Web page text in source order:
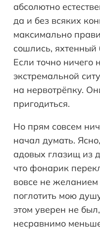
абсолютно
да и без всяких
максимально
сошлись,
Если точно ничего
экстремальной
на нервотрёпку.
пригодиться.
Но прям совсем
начал думать.
адовых глазищ из
что фонарик
вовсе не
поглотить мою
этом уверен не
несравнимо